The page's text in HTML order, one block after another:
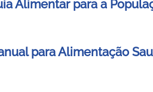
Alimentar para a
para Alimentação